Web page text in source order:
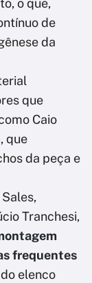
o que,
de
da
que
Caio
que
da peça e
Tranchesi,
frequentes
elenco